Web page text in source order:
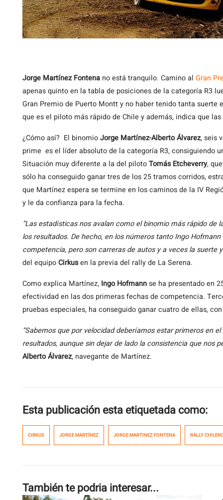
Jorge Martínez Fontena no está tranquilo. Camino al Gran
apenas quinto en la tabla de posiciones de la categoría R3
Gran Premio de Puerto Montt y no haber tenido tanta suerte
que es el piloto más rápido de Chile y además, indica que
¿Cómo así? El binomioJorge Martínez-Alberto Álvarez, seis
prime es el líder absoluto de la categoría R3, consiguiendo
Situación muy diferente a la del pilotoTomás Etcheverry,
sólo ha conseguido ganar tres de los 25 tramos corridos,
que Martínez espera se termine en los caminos de la IV
y le da confianza para la fecha.
“Las estadísticas nos avalan como el binomio más rápido de
los resultados. De hecho, en los números tanto Ingo
competencia, pero son carreras de autos y a veces la suerte
del equipoCirkusen la previa del rally de La Serena.
Como explica Martínez, Ingo Hofmannse ha presentado en
efectividad en las dos primeras fechas de competencia.
pruebas especiales, ha conseguido ganar cuatro de ellas,
“Sabemos que por velocidad deberíamos estar primeros en
resultados, aunque sin dejar de lado la consistencia que nos
Alberto Álvarez, navegante de Martínez.
Esta publicación esta etiquetada como:
CIRKUS JORGE MARTÍNEZ JORGE MARTINEZ FONTENA RALLY
También te podria interesar...